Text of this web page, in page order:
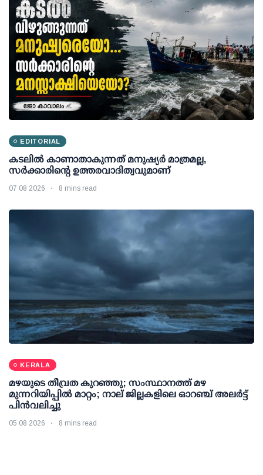
EDITORIAL
കടലിൽ കാണാതാകുന്നത് മനുഷ്യർ മാത്രമല്ല,
സർക്കാരിന്റെ ഉത്തരവാദിത്വവുമാണ്
07 08 2026 8 mins read
KERALA
മഴയുടെ തീവ്രത കുറഞ്ഞു; സംസ്ഥാനത്ത് മഴ
മുന്നറിയിപ്പിൽ മാറ്റം; നാല് ജില്ലകളിലെ ഓറഞ്ച് അലർട്ട്
പിൻവലിച്ചു
05 08 2026 8 mins read